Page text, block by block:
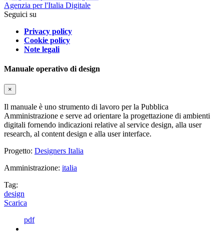
Agenzia per l'Italia Digitale
Seguici su
Privacy policy
Cookie policy
Note legali
Manuale operativo di design
×
Il manuale è uno strumento di lavoro per la Pubblica
Amministrazione e serve ad orientare la progettazione di ambienti
digitali fornendo indicazioni relative al service design, alla user
research, al content design e alla user interface.
Progetto: Designers Italia
Amministrazione: italia
Tag:
design
Scarica
pdf